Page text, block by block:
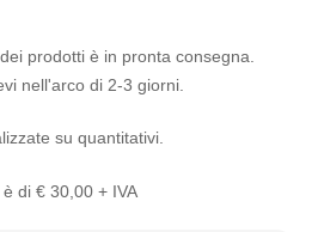
prodotti è in pronta consegna.
nell'arco di 2-3 giorni.
su quantitativi.
di € 30,00 + IVA